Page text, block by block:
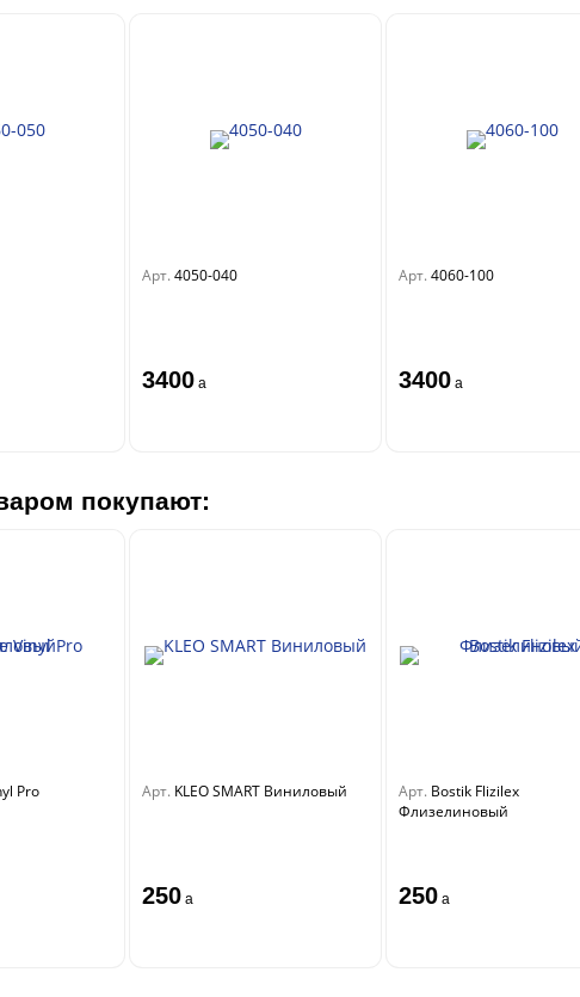
Арт. 4050-040
3400 a
Арт. 4060-100
3400 a
покупают:
Pro
Арт. KLEO SMART Виниловый
250 a
Арт. Bostik Flizilex
Флизелиновый
250 a